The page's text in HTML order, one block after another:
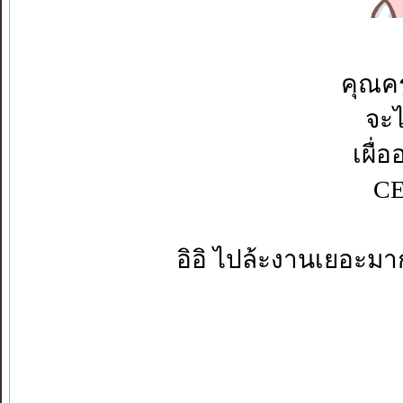
คุณค
จะ
เผื่
อิอิ ไปล้ะงานเยอะม